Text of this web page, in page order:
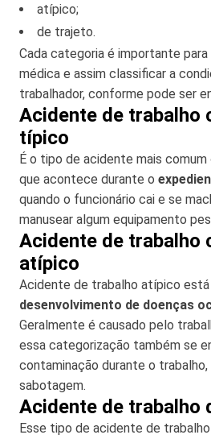
atípico;
de trajeto.
Cada categoria é importante
médica e assim classificar a
trabalhador, conforme pode ser
Acidente de trabalho
típico
É o tipo de acidente mais comum
que acontece durante o
quando o funcionário cai e se
manusear algum equipamento
Acidente de trabalho
atípico
Acidente de trabalho atípico está
desenvolvimento de doenças
Geralmente é causado pelo
essa categorização também se
contaminação durante o
sabotagem.
Acidente de trabalho
Esse tipo de acidente de